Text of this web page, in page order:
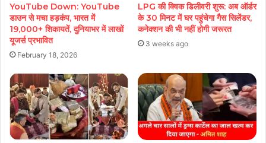
YouTube Down: YouTube
डाउन से मचा हड़कंप, भारत में
19,000+ शिकायतें, दुनियाभर में लाखों
यूजर्स प्रभावित
February 18, 2026
LPG की क्विक डिलीवरी शुरू: अब ऑर्डर
के 30 मिनट में घर पहुंचेगा गैस सिलेंडर,
कनेक्शन की भी नहीं होगी जरूरत
3 weeks ago